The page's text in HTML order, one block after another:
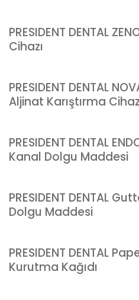
PRESIDENT DENTAL
Cihazı
PRESIDENT DENTAL
Aljinat Karıştırma
PRESIDENT DENTAL
Kanal Dolgu Maddesi
PRESIDENT DENTAL
Dolgu Maddesi
PRESIDENT DENTAL
Kurutma Kağıdı